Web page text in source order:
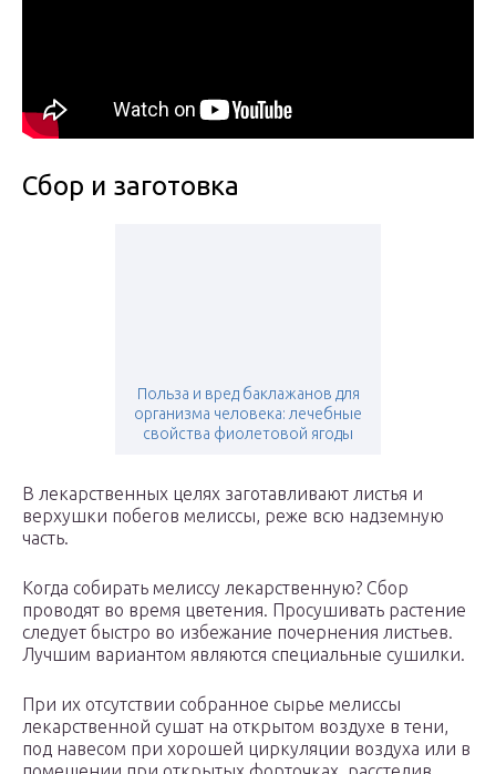
Сбор и заготовка
Польза и вред баклажанов для
организма человека: лечебные
свойства фиолетовой ягоды
В лекарственных целях заготавливают листья и
верхушки побегов мелиссы, реже всю надземную
часть.
Когда собирать мелиссу лекарственную? Сбор
проводят во время цветения. Просушивать растение
следует быстро во избежание почернения листьев.
Лучшим вариантом являются специальные сушилки.
При их отсутствии собранное сырье мелиссы
лекарственной сушат на открытом воздухе в тени,
под навесом при хорошей циркуляции воздуха или в